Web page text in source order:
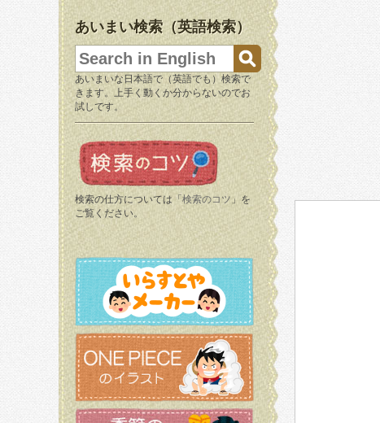
あいまい検索（英語検索）
あいまいな日本語で（英語でも）検索で
きます。上手く動くか分からないのでお
試しです。
検索の仕方については「 検索のコツ 」を
ご覧ください。